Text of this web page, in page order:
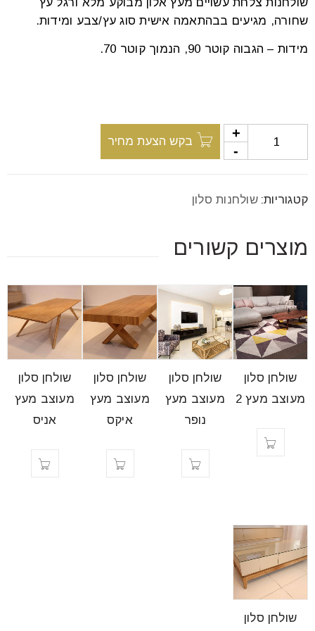
שחורה, מגיעים בבהתאמה אישית סוג עץ/צבע ומידות.
מידות – הגבוה קוטר 90, הנמוך קוטר 70.
בקש הצעת מחיר
קטגוריות: שולחנות סלון
מוצרים קשורים
שולחן סלון
מעוצב מעץ 2
שולחן סלון
מעוצב מעץ
נופר
שולחן סלון
מעוצב מעץ
איקס
שולחן סלון
מעוצב מעץ
אניס
שולחן סלון
font_download סמן קישורים